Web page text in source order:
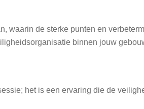
waarin de sterke punten en
binnen jouw
het is een ervaring die de